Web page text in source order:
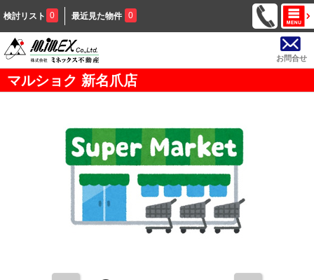
検討リスト 0 最近見た物件 0
お問合せ
マルショク 新名爪店